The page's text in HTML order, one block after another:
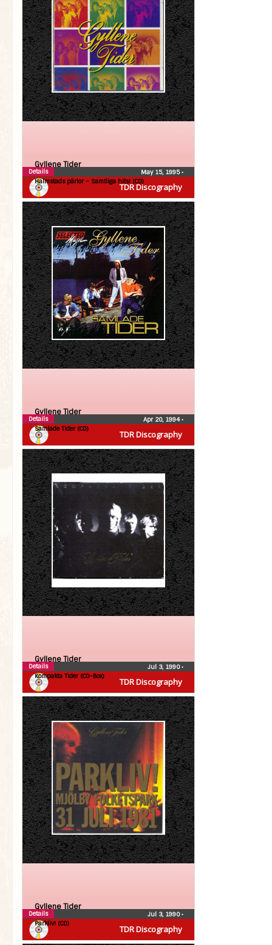
TDR Discography
Gyllene Tider
Halmstads pärlor – Samtliga hits! (CD)
May 15, 1995•
Details
TDR Discography
Gyllene Tider
Samlade Tider (CD)
Apr 20, 1994•
Details
TDR Discography
Gyllene Tider
Kompakta Tider (CD-Box)
Jul 3, 1990•
Details
TDR Discography
Gyllene Tider
Parkliv! (CD)
Jul 3, 1990•
Details